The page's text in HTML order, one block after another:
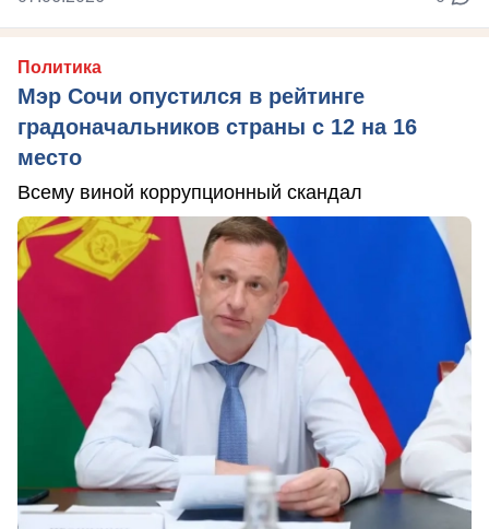
Политика
Мэр Сочи опустился в рейтинге
градоначальников страны с 12 на 16
место
Всему виной коррупционный скандал